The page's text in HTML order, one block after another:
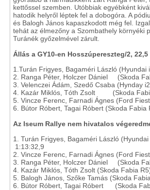
kettőssel szemben. Utóbbiak egyébként
hatodik helyről léptek fel a dobogóra. A
és Balogh János kapaszkodott még fel.
tehát az élmezőny a Szombathely környéki
Turánék győzelmével zárult.
Állás a GY10-en Hosszúpereszteg/2, 22,5
1.Turán Frigyes, Bagaméri László
2. Ranga Péter, Holczer Dániel (Skoda
3. Velenczei Ádám, Szedő Csaba (Hynday
4. Kazár Miklós, Tóth Zsolt (Skoda
5. Vincze Ferenc, Farnadi Ágnes (Ford
6. Bútor Róbert, Tagai Róbert (Skoda Fabia
Az Iseum Rallye nem hivatalos
1. Turán Frigyes, Bagaméri László (Hyundai
1:13:32,9
2. Vincze Ferenc, Farnadi Ágnes (Ford
3. Ranga Péter, Holczer Dániel (Skoda
4. Kazár Miklós, Tóth Zsolt (Skoda Fabia
5. Balogh János, Szőke Tamás (Skoda
6. Bútor Róbert, Tagai Róbert (Skoda